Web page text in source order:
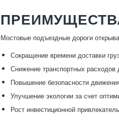
Мостовые подъездные дороги
Сокращение времени доставки
Снижение транспортных расходов
Повышение безопасности
Улучшение экологии за счет
Рост инвестиционной